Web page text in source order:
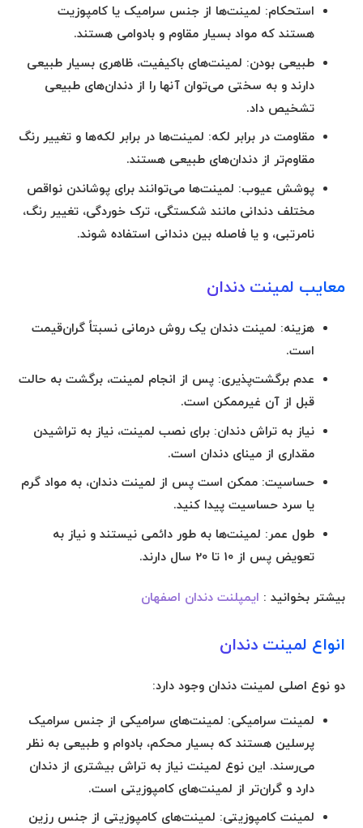
استحکام: لمینت‌ها از جنس سرامیک یا کامپوزیت
هستند که مواد بسیار مقاوم و بادوامی هستند.
طبیعی بودن: لمینت‌های باکیفیت، ظاهری بسیار طبیعی
دارند و به سختی می‌توان آنها را از دندان‌های طبیعی
تشخیص داد.
مقاومت در برابر لکه: لمینت‌ها در برابر لکه‌ها و تغییر رنگ
مقاوم‌تر از دندان‌های طبیعی هستند.
پوشش عیوب: لمینت‌ها می‌توانند برای پوشاندن نواقص
مختلف دندانی مانند شکستگی، ترک خوردگی، تغییر رنگ،
نامرتبی، و یا فاصله بین دندانی استفاده شوند.
معایب لمینت دندان
هزینه: لمینت دندان یک روش درمانی نسبتاً گران‌قیمت
است.
عدم برگشت‌پذیری: پس از انجام لمینت، برگشت به حالت
قبل از آن غیرممکن است.
نیاز به تراش دندان: برای نصب لمینت، نیاز به تراشیدن
مقداری از مینای دندان است.
حساسیت: ممکن است پس از لمینت دندان، به مواد گرم
یا سرد حساسیت پیدا کنید.
طول عمر: لمینت‌ها به طور دائمی نیستند و نیاز به
تعویض پس از 10 تا 20 سال دارند.
بیشتر بخوانید : ایمپلنت دندان اصفهان
انواع لمینت دندان
دو نوع اصلی لمینت دندان وجود دارد:
لمینت سرامیکی: لمینت‌های سرامیکی از جنس سرامیک
پرسلین هستند که بسیار محکم، بادوام و طبیعی به نظر
می‌رسند. این نوع لمینت نیاز به تراش بیشتری از دندان
دارد و گران‌تر از لمینت‌های کامپوزیتی است.
لمینت کامپوزیتی: لمینت‌های کامپوزیتی از جنس رزین